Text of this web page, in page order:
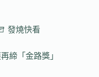
發燒快看
締「金路獎」